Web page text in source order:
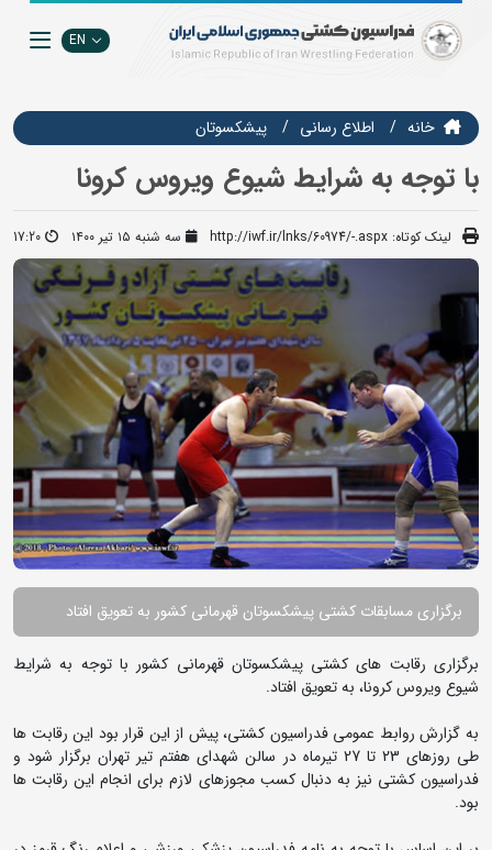
EN
خانه اطلاع رسانی پیشکسوتان
با توجه به شرایط شیوع ویروس کرونا
لینک کوتاه: http://iwf.ir/lnks/60974/-.aspx سه شنبه ۱۵ تیر ۱۴۰۰ 17:20
برگزاری مسابقات کشتی پیشکسوتان قهرمانی کشور به تعویق افتاد
برگزاری رقابت های کشتی پیشکسوتان قهرمانی کشور با توجه به شرایط
شیوع ویروس کرونا، به تعویق افتاد.
به گزارش روابط عمومی فدراسیون کشتی، پیش از این قرار بود این رقابت ها
طی روزهای 23 تا 27 تیرماه در سالن شهدای هفتم تیر تهران برگزار شود و
فدراسیون کشتی نیز به دنبال کسب مجوزهای لازم برای انجام این رقابت ها
بود.